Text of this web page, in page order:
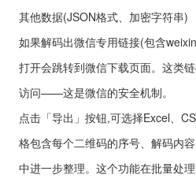
其他数据(JSON格式、加密字符串)
如果解码出微信专用链接(包含
打开会跳转到微信下载页面。这类
访问——这是微信的安全机制。
点击「导出」按钮,可选择Excel、
格包含每个二维码的序号、解码内
中进一步整理。这个功能在批量处